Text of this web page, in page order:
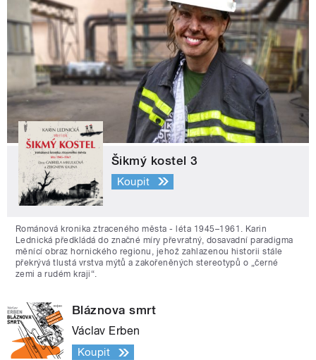
Šikmý kostel 3
Koupit
Románová kronika ztraceného města - léta 1945–1961. Karin
Lednická předkládá do značné míry převratný, dosavadní paradigma
měnící obraz hornického regionu, jehož zahlazenou historii stále
překrývá tlustá vrstva mýtů a zakořeněných stereotypů o „černé
zemi a rudém kraji“.
Bláznova smrt
Václav Erben
Koupit